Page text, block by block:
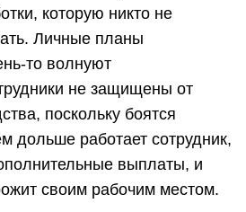
которую никто не
Личные планы
то волнуют
не защищены от
поскольку боятся
дольше работает сотрудник,
выплаты, и
своим рабочим местом.